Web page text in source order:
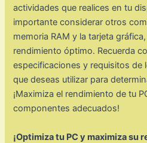
actividades que realices en tu
importante considerar otros
memoria RAM y la tarjeta
rendimiento óptimo. Recuerda
especificaciones y requisitos de
que deseas utilizar para
¡Maximiza el rendimiento de tu
componentes adecuados!
¡Optimiza tu PC y maximiza su